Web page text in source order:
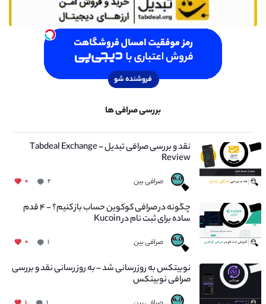
بررسی صرافی ها
نقد و بررسی صرافی تبدیل – Tabdeal Exchange
Review
صرافی بین ۲ ۰
چگونه در صرافی کوکوین حساب باز کنیم؟ - ۴ قدم
ساده برای ثبت نام در Kucoin
صرافی بین ۱ ۰
نوبیتکس به روزرسانی شد – به روز رسانی نقد و بررسی
صرافی نوبیتکس